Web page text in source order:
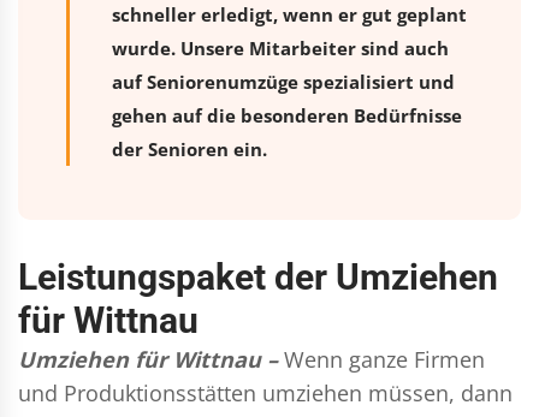
schneller erledigt, wenn er gut geplant
wurde. Unsere Mitarbeiter sind auch
auf Seniorenumzüge spezialisiert und
gehen auf die besonderen Bedürfnisse
der Senioren ein.
Leistungspaket der Umziehen
für Wittnau
Umziehen für Wittnau – Wenn ganze Firmen
und Produktionsstätten umziehen müssen, dann